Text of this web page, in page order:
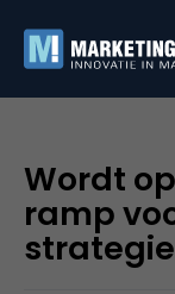
Wordt
ramp